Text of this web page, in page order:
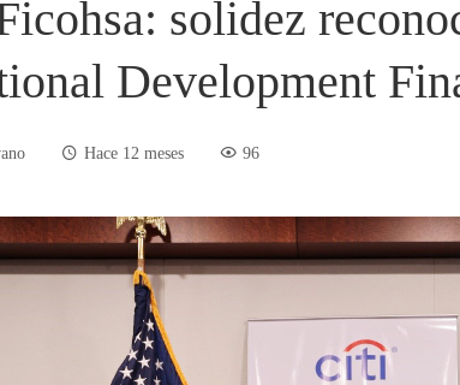
solidez
Development
Hace 12 meses 96